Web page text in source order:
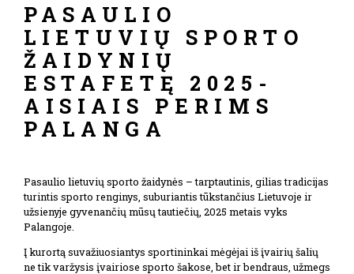
PASAULIO
LIETUVIŲ SPORTO
ŽAIDYNIŲ
ESTAFETĘ 2025-
AISIAIS PERIMS
PALANGA
Pasaulio lietuvių sporto žaidynės – tarptautinis, gilias tradicijas
turintis sporto renginys, suburiantis tūkstančius Lietuvoje ir
užsienyje gyvenančių mūsų tautiečių, 2025 metais vyks
Palangoje.
Į kurortą suvažiuosiantys sportininkai mėgėjai iš įvairių šalių
ne tik varžysis įvairiose sporto šakose, bet ir bendraus, užmegs